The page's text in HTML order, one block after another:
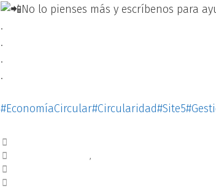
No lo pienses más y escríbenos para
.
.
.
.
#EconomíaCircular#Circularidad#Site5
huelladecarbono,